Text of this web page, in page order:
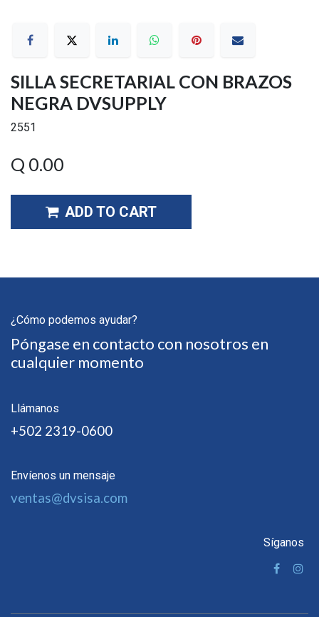
SILLA SECRETARIAL CON BRAZOS
NEGRA DVSUPPLY
2551
Q 0.00
ADD TO CART
¿Cómo podemos ayudar?
Póngase en contacto con nosotros en
cualquier momento
Llámanos
+502 2319-0600
Envíenos un mensaje
ventas@dvsisa.com
Síganos